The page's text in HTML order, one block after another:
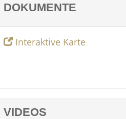
DOKUMENTE
Interaktive Karte
VIDEOS